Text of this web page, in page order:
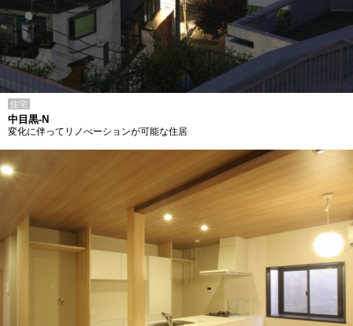
住宅
中目黒-N
変化に伴ってリノべーションが可能な住居